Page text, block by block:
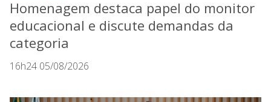
Homenagem destaca papel do monitor
educacional e discute demandas da
categoria
16h24 05/08/2026